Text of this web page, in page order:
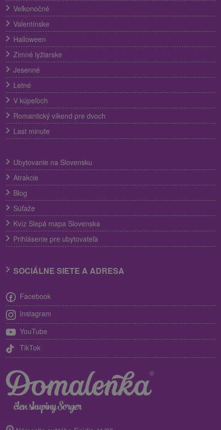
Veľkonočné
Valentínske
Halloween
Zimné lyžiarske
Jesenné
Letné
V kúpeľoch
Romantický víkend pre dvoch
Last minute
Ubytovanie na Slovensku
Atrakcie
Blog
Súťaže
Kvíz Slepá mapa Slovenska
Prihlásenie pre ubytovateľa
SOCIÁLNE SIETE A ADRESA
Facebook
Instagram
YouTube
TikTok